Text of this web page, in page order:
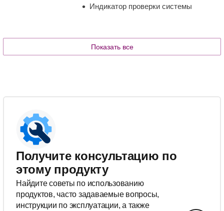
Индикатор проверки системы
Показать все
Получите консультацию по
этому продукту
Найдите советы по использованию
продуктов, часто задаваемые вопросы,
инструкции по эксплуатации, а также